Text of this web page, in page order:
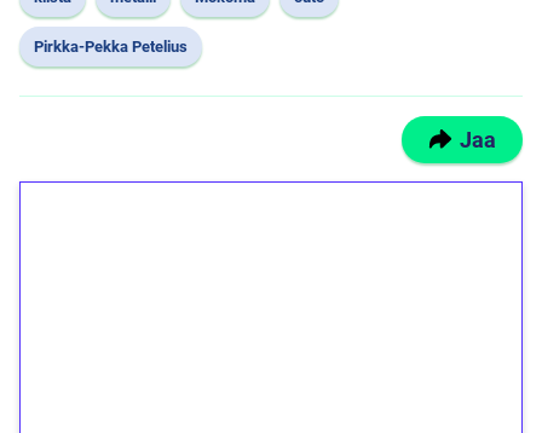
Pirkka-Pekka Petelius
Jaa